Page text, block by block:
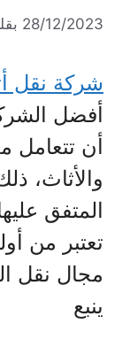
28/12/2023
شركة نقل
أفضل
أن تتعامل
والأثاث،
المتفق
تعتبر من
مجال نقل
ينبع